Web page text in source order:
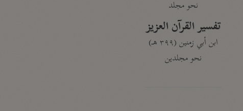
نحو مجلد
تفسير القرآن العزيز
ابن أبي زمنين (٣٩٩ هـ)
نحو مجلدين